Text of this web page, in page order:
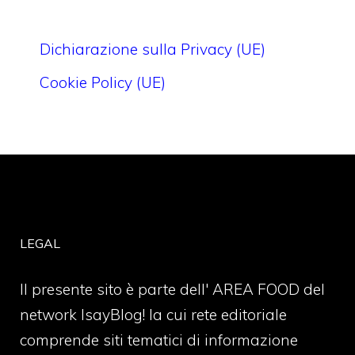
Dichiarazione sulla Privacy (UE)
Cookie Policy (UE)
LEGAL
Il presente sito è parte dell' AREA FOOD del
network IsayBlog! la cui rete editoriale
comprende siti tematici di informazione